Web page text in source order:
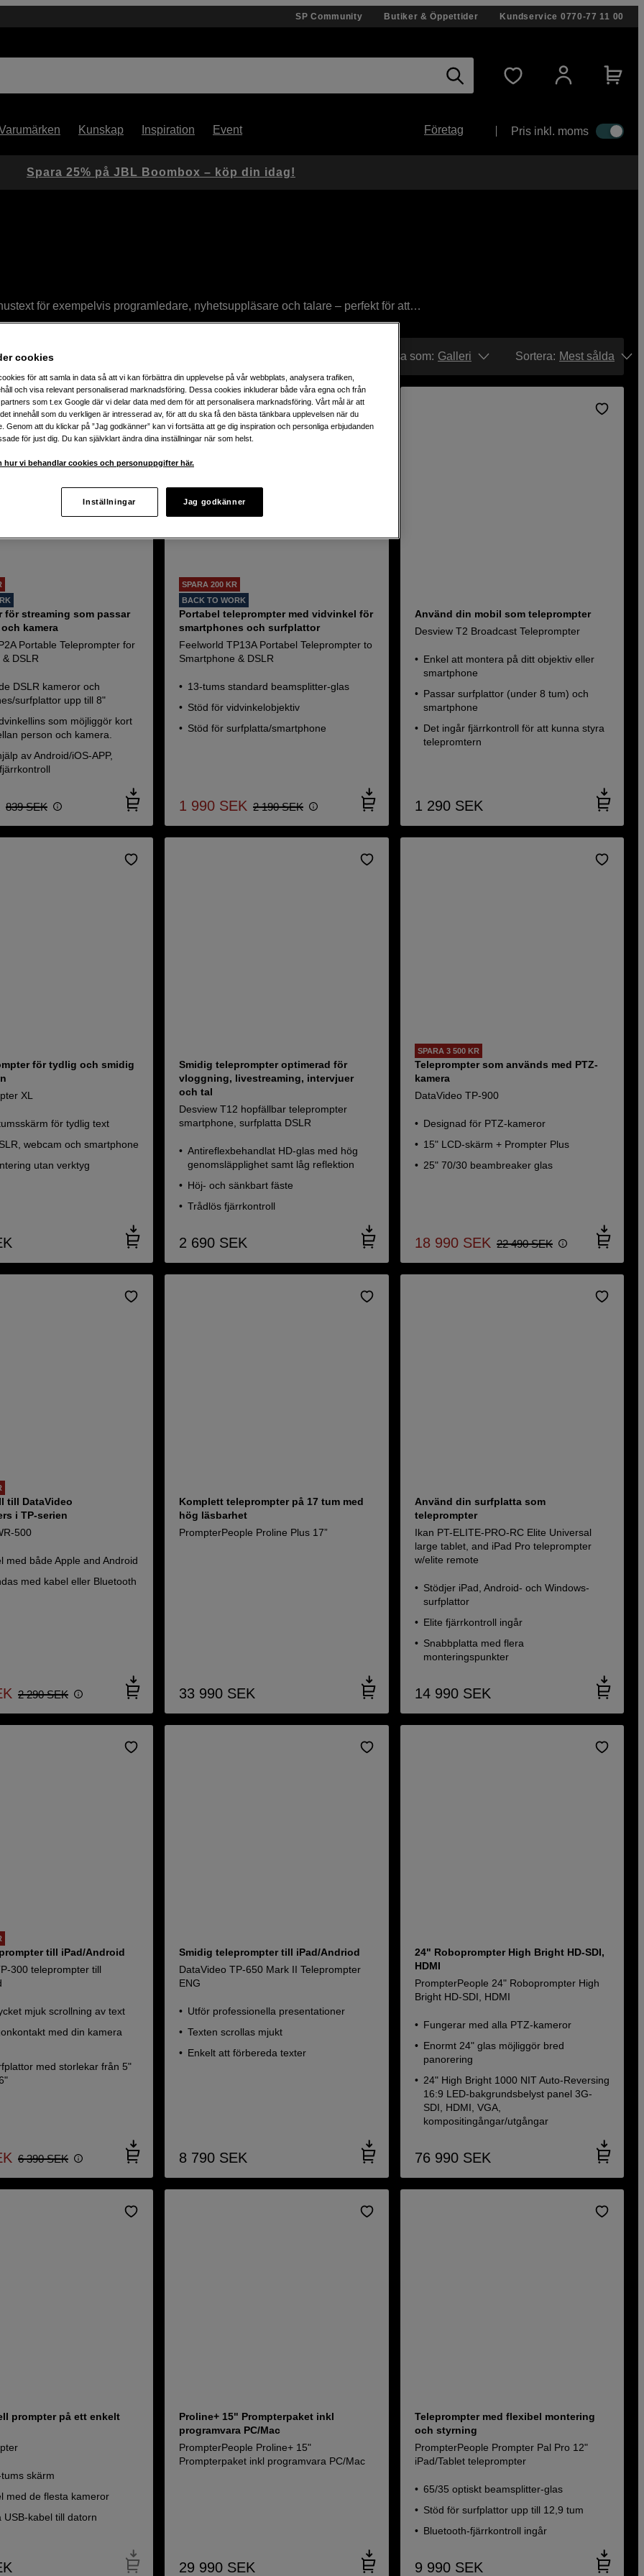
SP Community Butiker & Öppettider Kundservice 0770-77 11 00
Kunskap Inspiration Event Företag Pris inkl. moms
för exempelvis programledare, nyhetsuppläsare och talare – perfekt för att
för både stora TV-produktioner till mindre varianter som går att använda
PrompterPeople, DataVideo och Feelworld. Köp teleprompter av oss på
Visa som: Galleri Sortera: Mest sålda
för streaming som passar
kamera
Portable Teleprompter for
DSLR
DSLR kameror och
surfplattor upp till 8"
som möjliggör kort
person och kamera.
av Android/iOS-APP,
839 SEK
SPARA 200 KR
BACK TO WORK
Portabel teleprompter med vidvinkel för
smartphones och surfplattor
Feelworld TP13A Portabel Teleprompter to
Smartphone & DSLR
13-tums standard beamsplitter-glas
Stöd för vidvinkelobjektiv
Stöd för surfplatta/smartphone
1 990 SEK 2 190 SEK
Använd din mobil som teleprompter
Desview T2 Broadcast Teleprompter
Enkel att montera på ditt objektiv eller
smartphone
Passar surfplattor (under 8 tum) och
smartphone
Det ingår fjärrkontroll för att kunna styra
telepromtern
1 290 SEK
för tydlig och smidig
XL
för tydlig text
webcam och smartphone
utan verktyg
Smidig teleprompter optimerad för
vloggning, livestreaming, intervjuer
och tal
Desview T12 hopfällbar teleprompter
smartphone, surfplatta DSLR
Antireflexbehandlat HD-glas med hög
genomsläpplighet samt låg reflektion
Höj- och sänkbart fäste
Trådlös fjärrkontroll
2 690 SEK
SPARA 3 500 KR
Teleprompter som används med PTZ-
kamera
DataVideo TP-900
Designad för PTZ-kameror
15" LCD-skärm + Prompter Plus
25" 70/30 beambreaker glas
18 990 SEK 22 490 SEK
till DataVideo
i TP-serien
500
med både Apple and Android
med kabel eller Bluetooth
2 290 SEK
Komplett teleprompter på 17 tum med
hög läsbarhet
PrompterPeople Proline Plus 17”
33 990 SEK
Använd din surfplatta som
teleprompter
Ikan PT-ELITE-PRO-RC Elite Universal
large tablet, and iPad Pro teleprompter
w/elite remote
Stödjer iPad, Android- och Windows-
surfplattor
Elite fjärrkontroll ingår
Snabbplatta med flera
monteringspunkter
14 990 SEK
till iPad/Android
300 teleprompter till
mjuk scrollning av text
med din kamera
med storlekar från 5"
6 390 SEK
Smidig teleprompter till iPad/Andriod
DataVideo TP-650 Mark II Teleprompter
ENG
Utför professionella presentationer
Texten scrollas mjukt
Enkelt att förbereda texter
8 790 SEK
24" Roboprompter High Bright HD-SDI,
HDMI
PrompterPeople 24" Roboprompter High
Bright HD-SDI, HDMI
Fungerar med alla PTZ-kameror
Enormt 24" glas möjliggör bred
panorering
24" High Bright 1000 NIT Auto-Reversing
16:9 LED-bakgrundsbelyst panel 3G-
SDI, HDMI, VGA,
kompositingångar/utgångar
76 990 SEK
prompter på ett enkelt
skärm
med de flesta kameror
USB-kabel till datorn
Proline+ 15" Prompterpaket inkl
programvara PC/Mac
PrompterPeople Proline+ 15"
Prompterpaket inkl programvara PC/Mac
29 990 SEK
Teleprompter med flexibel montering
och styrning
PrompterPeople Prompter Pal Pro 12"
iPad/Tablet teleprompter
65/35 optiskt beamsplitter-glas
Stöd för surfplattor upp till 12,9 tum
Bluetooth-fjärrkontroll ingår
9 990 SEK
Spara 25% på JBL Boombox – köp din idag!
cookies
för att samla in data så att vi kan förbättra din upplevelse på vår webbplats, analysera trafiken,
och visa relevant personaliserad marknadsföring. Dessa cookies inkluderar både våra egna och från
som t.ex Google där vi delar data med dem för att personalisera marknadsföring. Vårt mål är att
innehåll som du verkligen är intresserad av, för att du ska få den bästa tänkbara upplevelsen när du
Genom att du klickar på ”Jag godkänner” kan vi fortsätta att ge dig inspiration och personliga erbjudanden
för just dig. Du kan självklart ändra dina inställningar när som helst.
hur vi behandlar cookies och personuppgifter här.
Inställningar Jag godkänner